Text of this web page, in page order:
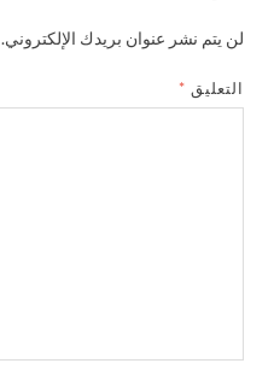
لن يتم نشر عنوان بريدك الإلكتروني.
التعليق *